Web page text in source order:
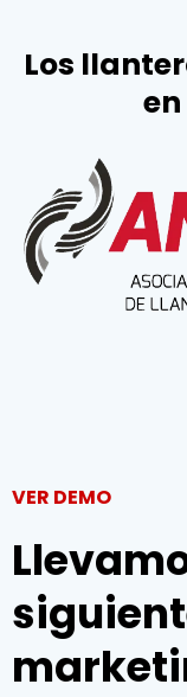
Los
VER DEMO